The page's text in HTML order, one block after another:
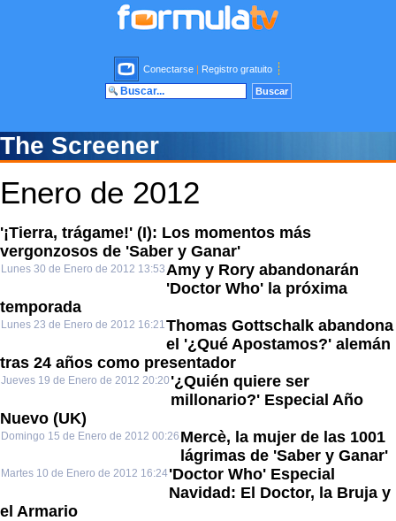
Conectarse | Registro gratuito
The Screener
Enero de 2012
'¡Tierra, trágame!' (I): Los momentos más
vergonzosos de 'Saber y Ganar'
Lunes 30 de Enero de 2012 13:53Amy y Rory abandonarán
'Doctor Who' la próxima
temporada
Lunes 23 de Enero de 2012 16:21Thomas Gottschalk abandona
el '¿Qué Apostamos?' alemán
tras 24 años como presentador
Jueves 19 de Enero de 2012 20:20 '¿Quién quiere ser
millonario?' Especial Año
Nuevo (UK)
Domingo 15 de Enero de 2012 00:26 Mercè, la mujer de las 1001
lágrimas de 'Saber y Ganar'
Martes 10 de Enero de 2012 16:24'Doctor Who' Especial
Navidad: El Doctor, la Bruja y
el Armario